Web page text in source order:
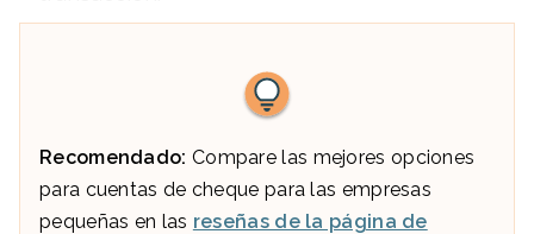
Recomendado: Compare las mejores opciones
para cuentas de cheque para las empresas
pequeñas en las reseñas de la página de